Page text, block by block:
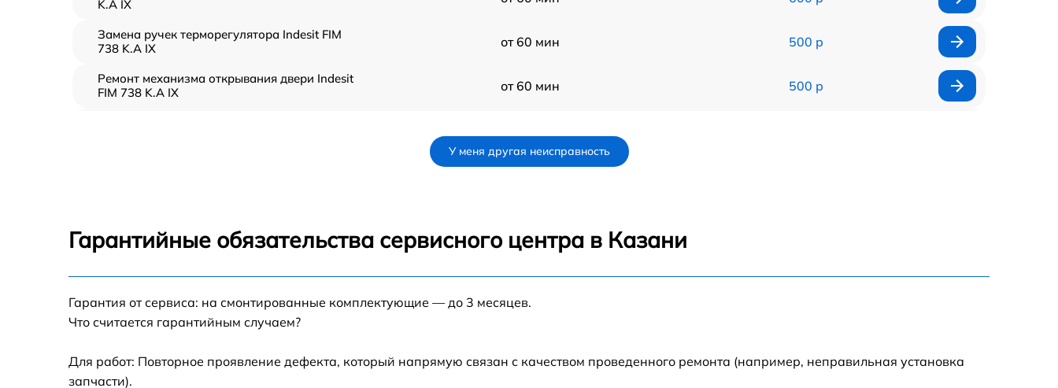
K.A IX
Замена ручек терморегулятора Indesit FIM
738 K.A IX
от 60 мин 500 р
Ремонт механизма открывания двери Indesit
FIM 738 K.A IX
от 60 мин 500 р
Замена термодатчика Indesit FIM 738 K.A IX от 60 мин
K.A IX
У меня другая неисправность
Гарантийные обязательства сервисного центра в Казани
Гарантия от сервиса: на смонтированные комплектующие — до 3 месяцев.
Что считается гарантийным случаем?
Для работ: Повторное проявление дефекта, который напрямую связан с качеством проведенного ремонта (например, неправильная установка
запчасти).